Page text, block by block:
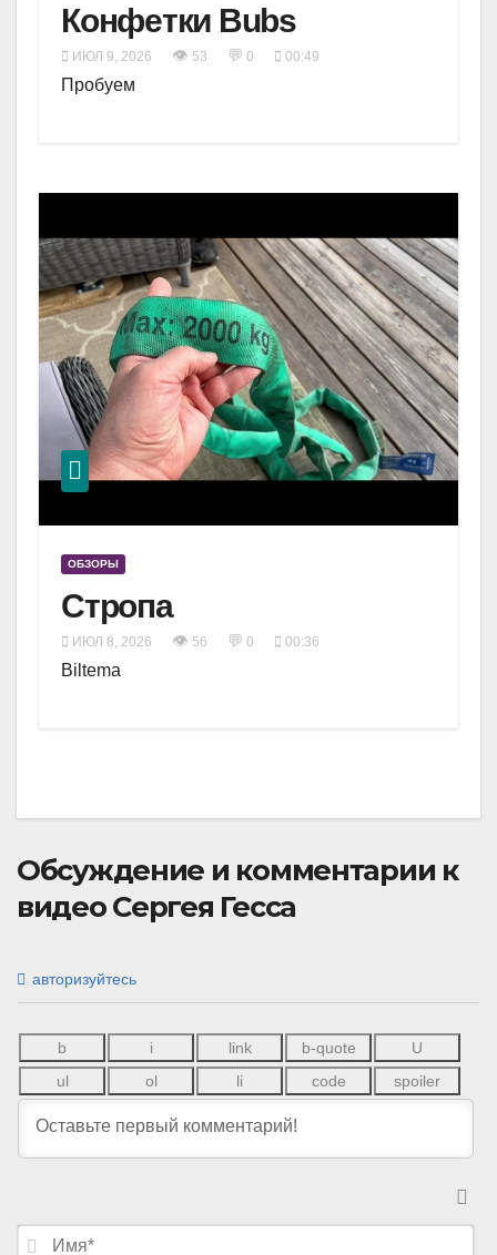
Конфетки Bubs
ИЮЛ 9, 2026 👁 53 💬 0 00:49
Пробуем
ОБЗОРЫ
Стропа
ИЮЛ 8, 2026 👁 56 💬 0 00:36
Biltema
Обсуждение и комментарии к
видео Сергея Гесса
авторизуйтесь
И